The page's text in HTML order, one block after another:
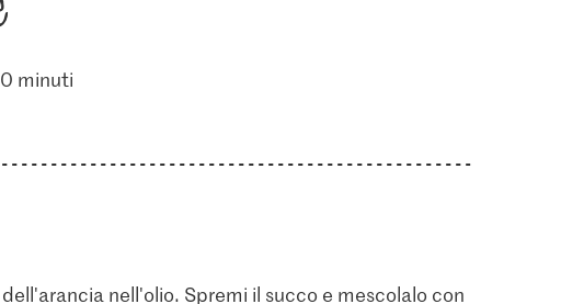
minuti
nell'olio. Spremi il succo e mescolalo con